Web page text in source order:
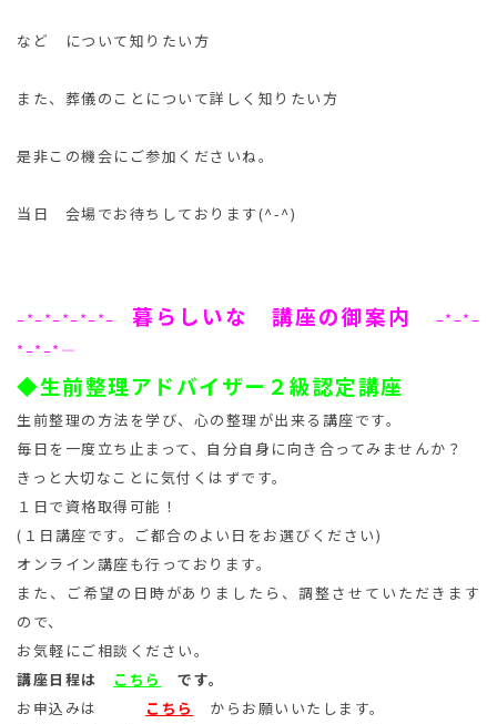
など について知りたい方
また、葬儀のことについて詳しく知りたい方
是非この機会にご参加くださいね。
当日 会場でお待ちしております(^-^)
–*–*–*–*–*–暮らしいな 講座の御案内
–*–*–
*–*–* —
◆生前整理アドバイザー２級認定講座
生前整理の方法を学び、心の整理が出来る講座です。
毎日を一度立ち止まって、自分自身に向き合ってみませんか？
きっと大切なことに気付くはずです。
１日で資格取得可能！
(１日講座です。ご都合のよい日をお選びください)
オンライン講座も行っております。
また、ご希望の日時がありましたら、調整させていただきます
ので、
お気軽にご相談ください。
講座日程は
こちら
です。
お申込みは
こちら
からお願いいたします。